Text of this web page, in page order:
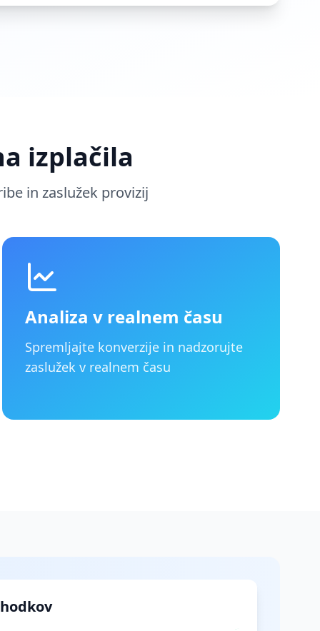
izplačila
in zaslužek provizij
Analiza v realnem času
Spremljajte konverzije in nadzorujte
zaslužek v realnem času